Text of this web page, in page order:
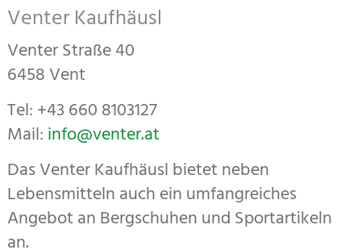
Venter Kaufhäusl
Venter Straße 40
6458 Vent
Tel: +43 660 8103127
Mail:info@venter.at
Das Venter Kaufhäusl bietet neben
Lebensmitteln auch ein umfangreiches
Angebot an Bergschuhen und Sportartikeln